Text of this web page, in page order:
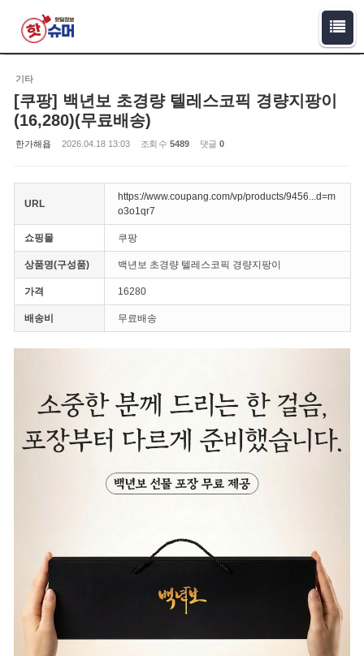
기타
[쿠팡] 백년보 초경량 텔레스코픽 경량지팡이
(16,280)(무료배송)
한가해욥 2026.04.18 13:03 조회 수 5489 댓글 0
URL
https://www.coupang.com/vp/products/9456...d=m
o3o1qr7
쇼핑몰 쿠팡
상품명(구성품) 백년보 초경량 텔레스코픽 경량지팡이
가격 16280
배송비 무료배송